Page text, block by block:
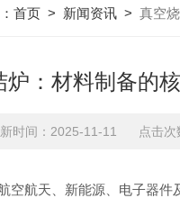
首页 > 新闻资讯 >真空烧结炉
炉：材料制备的
时间：2025-11-11 点击次
空航天、新能源、电子器件